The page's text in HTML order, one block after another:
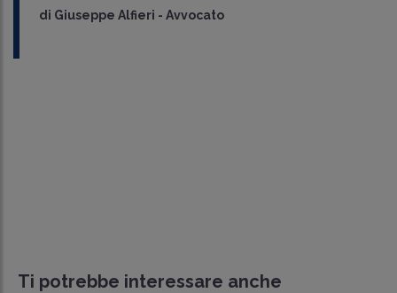
di Giuseppe Alfieri - Avvocato
Ti potrebbe interessare anche